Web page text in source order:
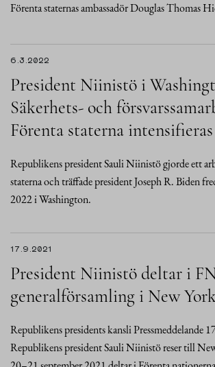
Förenta staternas ambassadör Douglas Thomas
6.3.2022
President Niinistö i
Säkerhets- och
Förenta staterna intensifieras
Republikens president Sauli Niinistö gjorde ett
staterna och träffade president Joseph R. Biden
2022 i Washington.
17.9.2021
President Niinistö deltar i
generalförsamling i New
Republikens presidents kansli Pressmeddelande
Republikens president Sauli Niinistö reser till